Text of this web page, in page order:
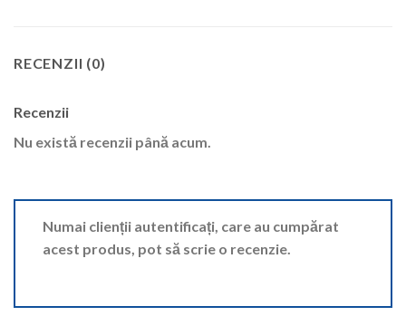
RECENZII (0)
Recenzii
Nu există recenzii până acum.
Numai clienții autentificați, care au cumpărat
acest produs, pot să scrie o recenzie.